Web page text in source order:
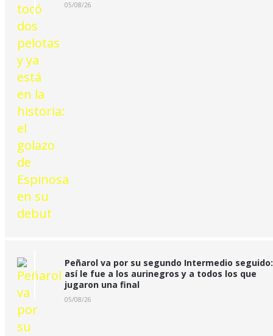
05/08/26
Peñarol va por su segundo Intermedio seguido:
así le fue a los aurinegros y a todos los que
jugaron una final
05/08/26